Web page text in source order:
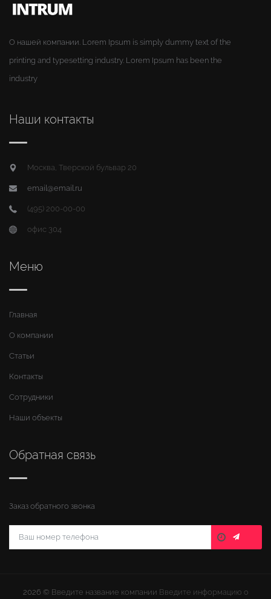
О нашей компании. Lorem Ipsum is simply dummy text of the
printing and typesetting industry. Lorem Ipsum has been the
industry
Наши контакты
Москва, Тверской бульвар 20
email@email.ru
(495) 200-00-00
офис 304
Меню
Главная
О компании
Статьи
Контакты
Сотрудники
Наши объекты
Обратная связь
Заказ обратного звонка
2026 © Введите название компании Введите информацию о